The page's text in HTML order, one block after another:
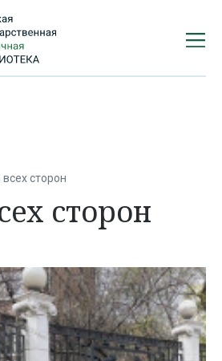
сторон
сторон